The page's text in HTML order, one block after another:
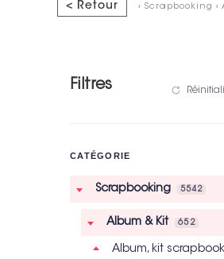
< Retour › Scrapbooking ›
Filtres
CATÉGORIE
Scrapbooking 5542
Album & Kit 652
Album, kit